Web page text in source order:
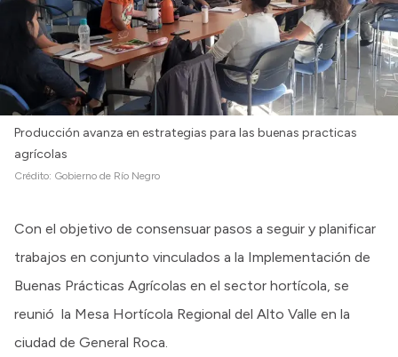
Producción avanza en estrategias para las buenas practicas
agrícolas
Crédito: Gobierno de Río Negro
Con el objetivo de consensuar pasos a seguir y planificar
trabajos en conjunto vinculados a la Implementación de
Buenas Prácticas Agrícolas en el sector hortícola, se
reunió la Mesa Hortícola Regional del Alto Valle en la
ciudad de General Roca.